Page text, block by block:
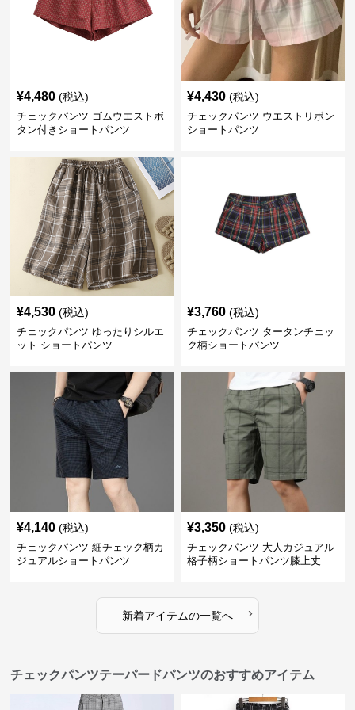
¥4,480 (税込)
チェックパンツ ゴムウエストボ
タン付きショートパンツ
¥4,430 (税込)
チェックパンツ ウエストリボン
ショートパンツ
¥4,530 (税込)
チェックパンツ ゆったりシルエ
ット ショートパンツ
¥3,760 (税込)
チェックパンツ タータンチェッ
ク柄ショートパンツ
¥4,140 (税込)
チェックパンツ 細チェック柄カ
ジュアルショートパンツ
¥3,350 (税込)
チェックパンツ 大人カジュアル
格子柄ショートパンツ膝上丈
新着アイテムの一覧へ ›
チェックパンツテーパードパンツのおすすめアイテム